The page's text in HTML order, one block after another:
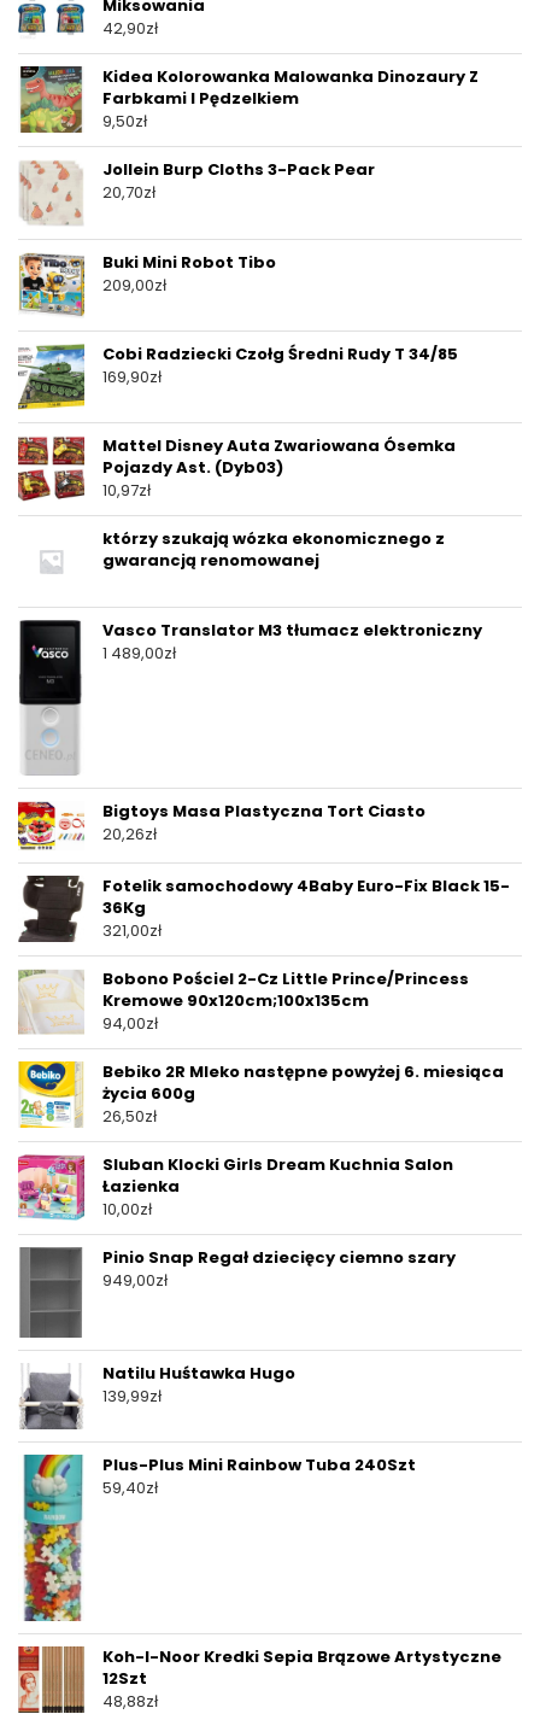
Miksowania
42,90zł
Kidea Kolorowanka Malowanka Dinozaury Z
Farbkami I Pędzelkiem
9,50zł
Jollein Burp Cloths 3-Pack Pear
20,70zł
Buki Mini Robot Tibo
209,00zł
Cobi Radziecki Czołg Średni Rudy T 34/85
169,90zł
Mattel Disney Auta Zwariowana Ósemka
Pojazdy Ast. (Dyb03)
10,97zł
którzy szukają wózka ekonomicznego z
gwarancją renomowanej
Vasco Translator M3 tłumacz elektroniczny
1 489,00zł
Bigtoys Masa Plastyczna Tort Ciasto
20,26zł
Fotelik samochodowy 4Baby Euro-Fix Black 15-
36Kg
321,00zł
Bobono Pościel 2-Cz Little Prince/Princess
Kremowe 90x120cm;100x135cm
94,00zł
Bebiko 2R Mleko następne powyżej 6. miesiąca
życia 600g
26,50zł
Sluban Klocki Girls Dream Kuchnia Salon
Łazienka
10,00zł
Pinio Snap Regał dziecięcy ciemno szary
949,00zł
Natilu Huśtawka Hugo
139,99zł
Plus-Plus Mini Rainbow Tuba 240Szt
59,40zł
Koh-I-Noor Kredki Sepia Brązowe Artystyczne
12Szt
48,88zł